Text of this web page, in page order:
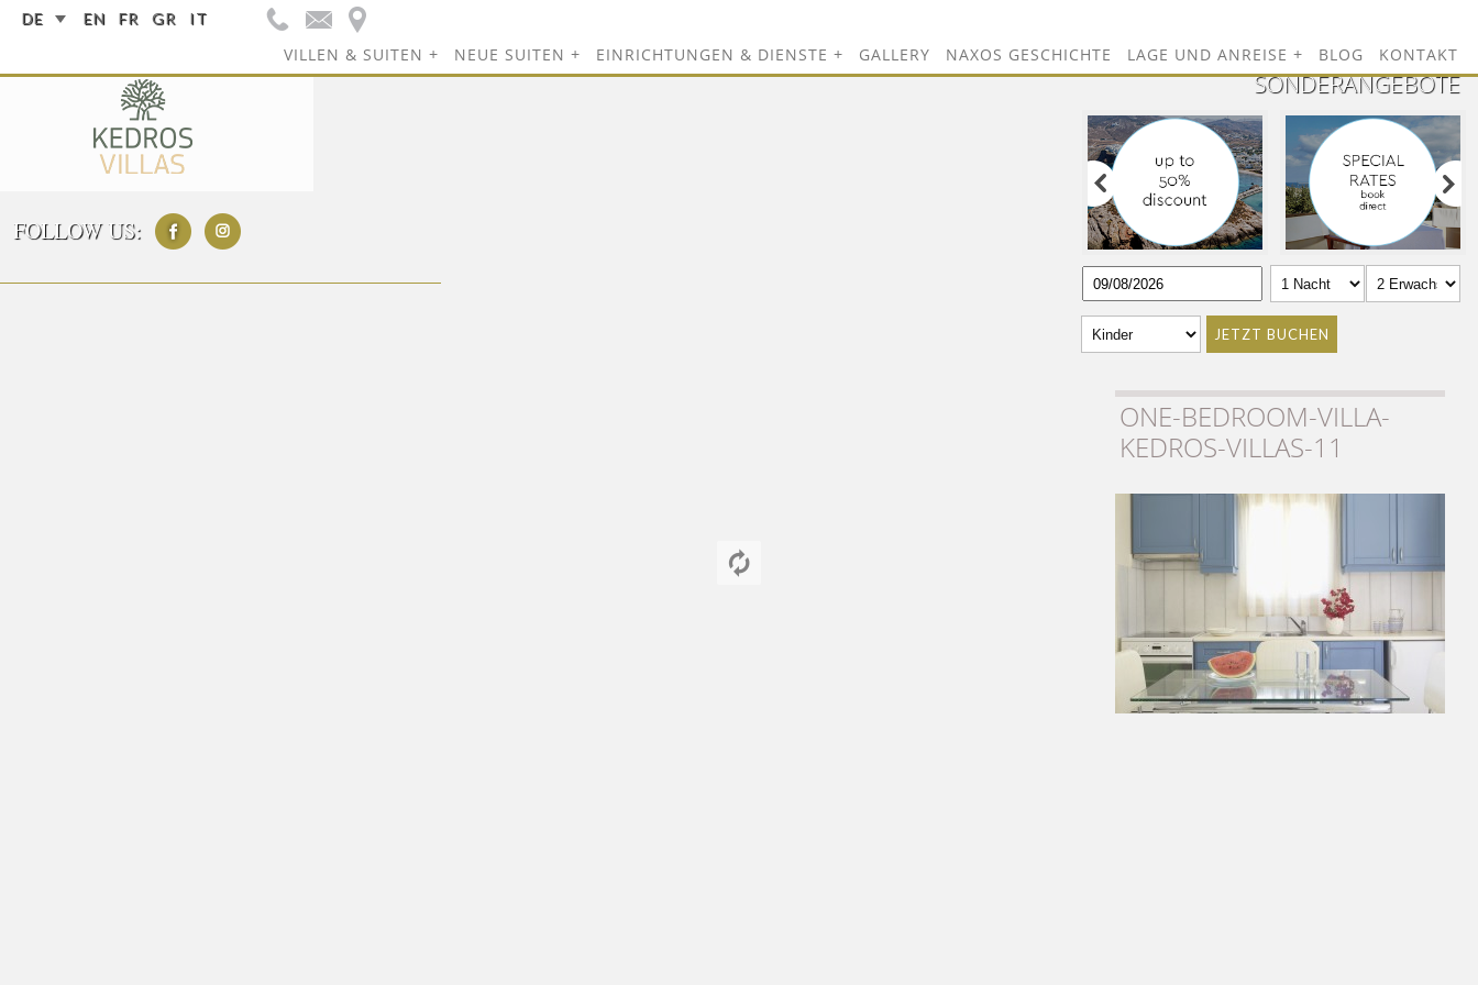
DE EN FR GR IT
VILLEN & SUITEN NEUE SUITEN EINRICHTUNGEN & DIENSTE GALLERY NAXOS GESCHICHTE LAGE UND ANREISE BLOG KONTAKT
FOLLOW US:
SONDERANGEBOTE
JETZT BUCHEN
ONE-BEDROOM-VILLA-
KEDROS-VILLAS-11